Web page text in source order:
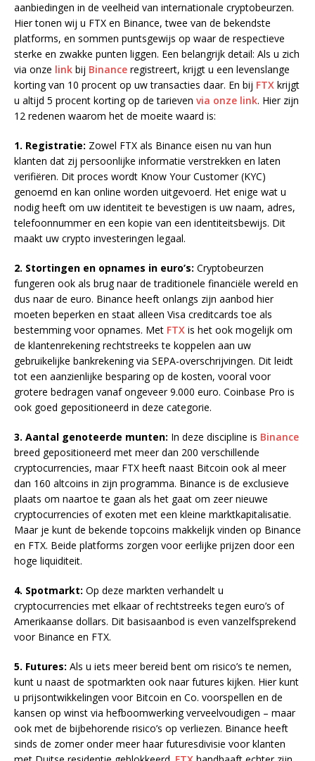
aanbiedingen in de veelheid van internationale cryptobeurzen.
Hier tonen wij u FTX en Binance, twee van de bekendste
platforms, en sommen puntsgewijs op waar de respectieve
sterke en zwakke punten liggen. Een belangrijk detail: Als u zich
via onze link bij Binance registreert, krijgt u een levenslange
korting van 10 procent op uw transacties daar. En bij FTX krijgt
u altijd 5 procent korting op de tarieven via onze link. Hier zijn
12 redenen waarom het de moeite waard is:
1. Registratie: Zowel FTX als Binance eisen nu van hun
klanten dat zij persoonlijke informatie verstrekken en laten
verifiëren. Dit proces wordt Know Your Customer (KYC)
genoemd en kan online worden uitgevoerd. Het enige wat u
nodig heeft om uw identiteit te bevestigen is uw naam, adres,
telefoonnummer en een kopie van een identiteitsbewijs. Dit
maakt uw crypto investeringen legaal.
2. Stortingen en opnames in euro’s: Cryptobeurzen
fungeren ook als brug naar de traditionele financiële wereld en
dus naar de euro. Binance heeft onlangs zijn aanbod hier
moeten beperken en staat alleen Visa creditcards toe als
bestemming voor opnames. Met FTX is het ook mogelijk om
de klantenrekening rechtstreeks te koppelen aan uw
gebruikelijke bankrekening via SEPA-overschrijvingen. Dit leidt
tot een aanzienlijke besparing op de kosten, vooral voor
grotere bedragen vanaf ongeveer 9.000 euro. Coinbase Pro is
ook goed gepositioneerd in deze categorie.
3. Aantal genoteerde munten: In deze discipline is Binance
breed gepositioneerd met meer dan 200 verschillende
cryptocurrencies, maar FTX heeft naast Bitcoin ook al meer
dan 160 altcoins in zijn programma. Binance is de exclusieve
plaats om naartoe te gaan als het gaat om zeer nieuwe
cryptocurrencies of exoten met een kleine marktkapitalisatie.
Maar je kunt de bekende topcoins makkelijk vinden op Binance
en FTX. Beide platforms zorgen voor eerlijke prijzen door een
hoge liquiditeit.
4. Spotmarkt: Op deze markten verhandelt u
cryptocurrencies met elkaar of rechtstreeks tegen euro’s of
Amerikaanse dollars. Dit basisaanbod is even vanzelfsprekend
voor Binance en FTX.
5. Futures: Als u iets meer bereid bent om risico’s te nemen,
kunt u naast de spotmarkten ook naar futures kijken. Hier kunt
u prijsontwikkelingen voor Bitcoin en Co. voorspellen en de
kansen op winst via hefboomwerking verveelvoudigen – maar
ook met de bijbehorende risico’s op verliezen. Binance heeft
sinds de zomer onder meer haar futuresdivisie voor klanten